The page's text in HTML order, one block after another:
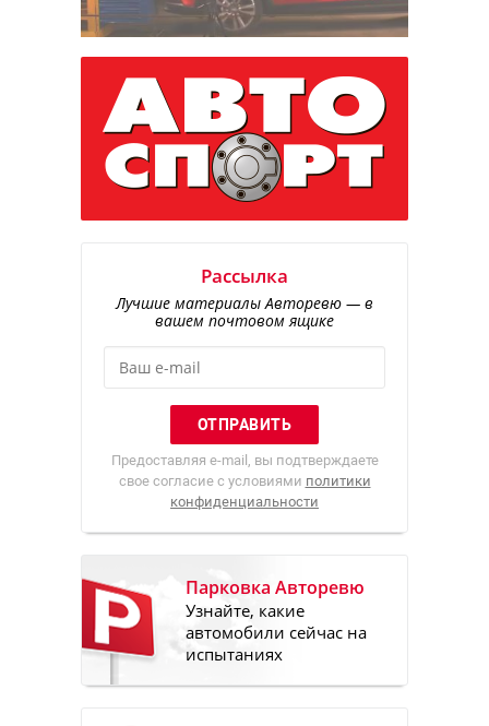
Рассылка
Лучшие материалы Авторевю — в
вашем почтовом ящике
Предоставляя e-mail, вы подтверждаете
свое согласие с условиями политики
конфиденциальности
Парковка Авторевю
Узнайте, какие
автомобили сейчас на
испытаниях